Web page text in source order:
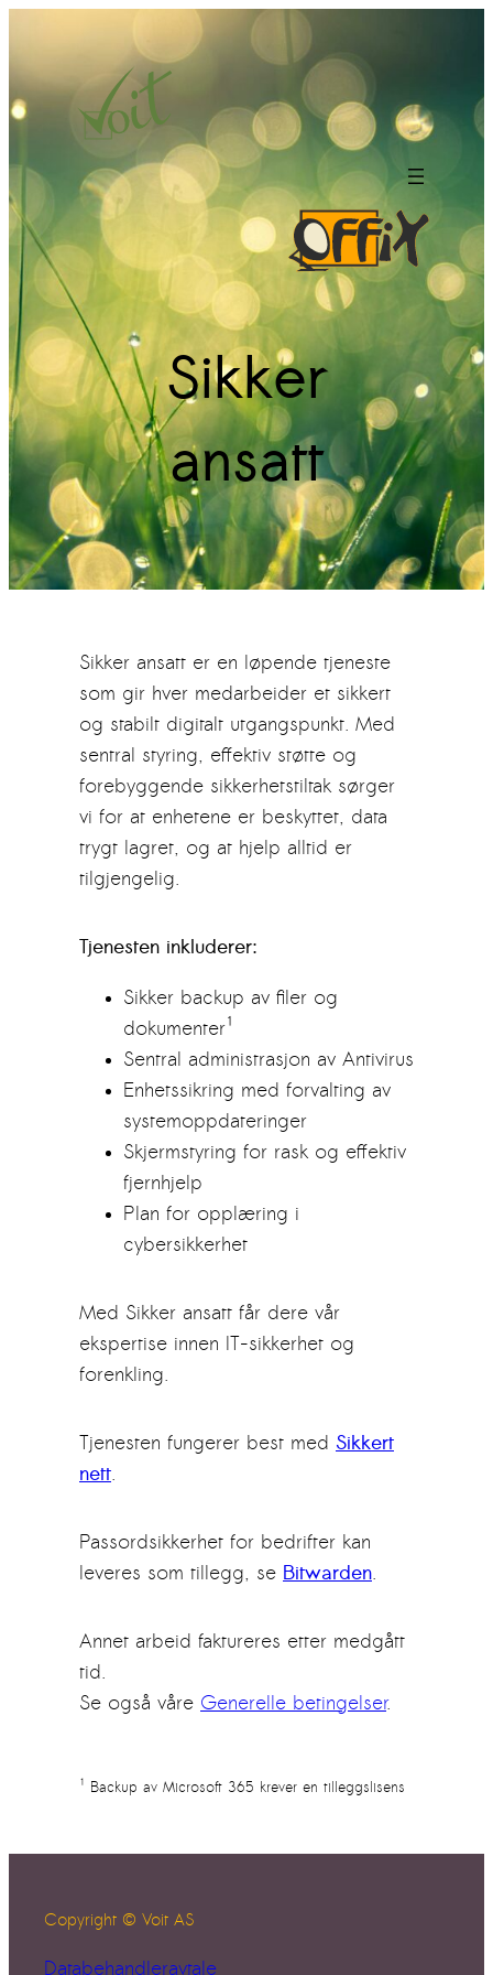
innhold
Sikker
ansatt
Sikker ansatt er en løpende tjeneste
som gir hver medarbeider et sikkert
og stabilt digitalt utgangspunkt. Med
sentral styring, effektiv støtte og
forebyggende sikkerhetstiltak sørger
vi for at enhetene er beskyttet, data
trygt lagret, og at hjelp alltid er
tilgjengelig.
Tjenesten inkluderer:
Sikker backup av filer og
dokumenter¹
Sentral administrasjon av Antivirus
Enhetssikring med forvalting av
systemoppdateringer
Skjermstyring for rask og effektiv
fjernhjelp
Plan for opplæring i
cybersikkerhet
Med Sikker ansatt får dere vår
ekspertise innen IT-sikkerhet og
forenkling.
Tjenesten fungerer best med Sikkert
nett.
Passordsikkerhet for bedrifter kan
leveres som tillegg, se Bitwarden.
Annet arbeid faktureres etter medgått
tid.
Se også våre Generelle betingelser.
¹ Backup av Microsoft 365 krever en tilleggslisens
Copyright © Voit AS
Databehandleravtale